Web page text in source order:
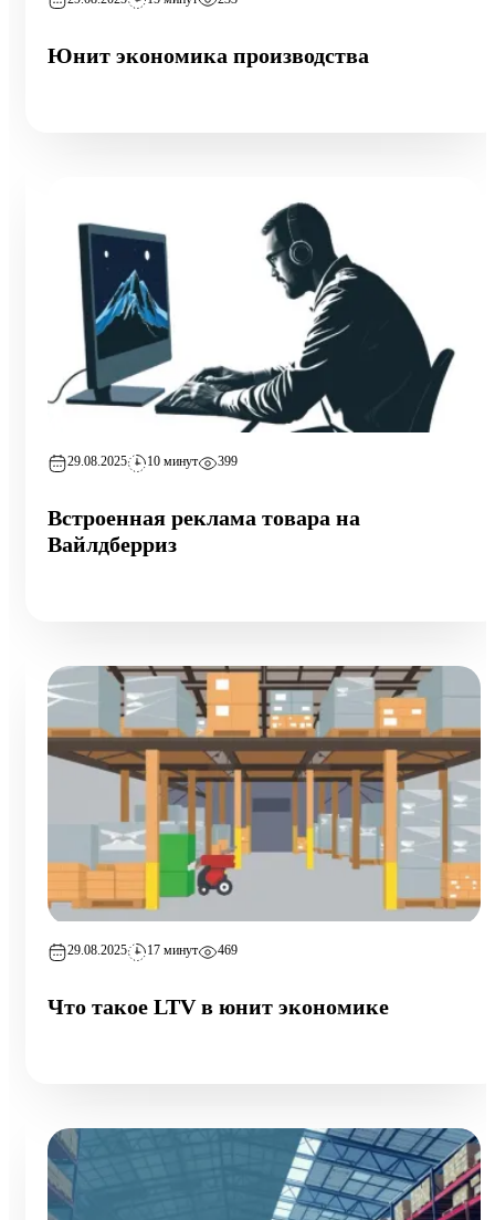
Юнит экономика производства
29.08.2025 10 минут 399
Встроенная реклама товара на
Вайлдберриз
29.08.2025 17 минут 469
Что такое LTV в юнит экономике